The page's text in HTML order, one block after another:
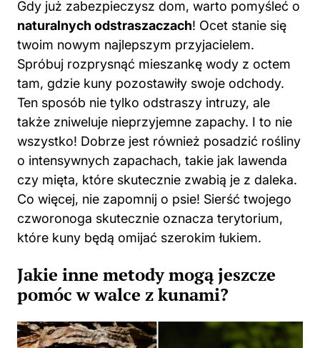
twoim nowym najlepszym przyjacielem.
Spróbuj rozprysnąć mieszankę wody z octem
tam, gdzie kuny pozostawiły swoje odchody.
Ten sposób nie tylko odstraszy intruzy, ale
także zniweluje nieprzyjemne zapachy. I to nie
wszystko! Dobrze jest również posadzić rośliny
o intensywnych zapachach, takie jak lawenda
czy mięta, które skutecznie zwabią je z daleka.
Co więcej, nie zapomnij o psie! Sierść twojego
czworonoga skutecznie oznacza terytorium,
które kuny będą omijać szerokim łukiem.
Jakie inne metody mogą jeszcze